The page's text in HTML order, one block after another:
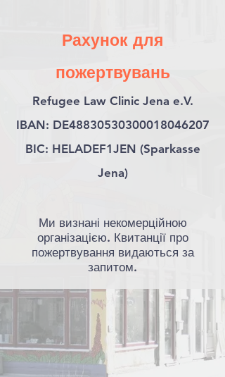
Рахунок для
пожертвувань
Refugee Law Clinic Jena e.V.
IBAN: DE48830530300018046207
BIC: HELADEF1JEN (Sparkasse
Jena)
Ми визнані некомерційною
організацією. Квитанції про
пожертвування видаються за
запитом.​